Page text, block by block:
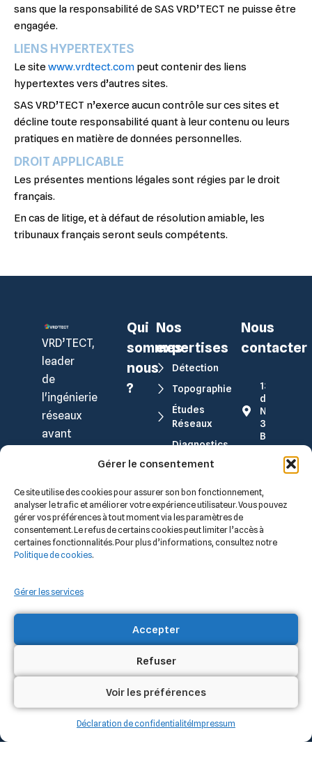
Gérer le consentement
Ce site utilise des cookies pour assurer son bon fonctionnement,
analyser le trafic et améliorer votre expérience utilisateur. Vous pouvez
gérer vos préférences à tout moment via les paramètres de
consentement. Le refus de certains cookies peut limiter l’accès à
certaines fonctionnalités. Pour plus d’informations, consultez notre
Politique de cookies.
Gérer les services
Accepter
Refuser
Voir les préférences
Déclaration de confidentialitéImpressum
sans que la responsabilité de SAS VRD’TECT ne puisse être
engagée.
LIENS HYPERTEXTES
Le site www.vrdtect.com peut contenir des liens
hypertextes vers d’autres sites.
SAS VRD’TECT n’exerce aucun contrôle sur ces sites et
décline toute responsabilité quant à leur contenu ou leurs
pratiques en matière de données personnelles.
DROIT APPLICABLE
Les présentes mentions légales sont régies par le droit
français.
En cas de litige, et à défaut de résolution amiable, les
tribunaux français seront seuls compétents.
VRD’TECT,
leader
de
l'ingénierie
réseaux
avant
accompagne
dans
la
sécurisation
et la
de
vos
Qui
sommes-
nous
?
Nos
expertises
Détection
Topographie
Études
Réseaux
Diagnostics
Environnementaux
Nous
contacter
13 Bis Quai
de la Paix
Nord,
30300
BEAUCAIRE
68
70
Copyright 2026,
Politique de confidentialité